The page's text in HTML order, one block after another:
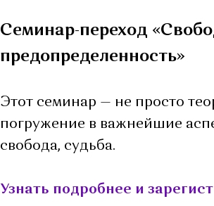
Семинар-переход
предопределенность»
Этот семинар — не просто
погружение в важнейшие
свобода, судьба.
Узнать подробнее и